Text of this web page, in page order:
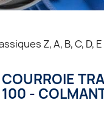
Z, A, B, C, D, E
COURROIE
100 -